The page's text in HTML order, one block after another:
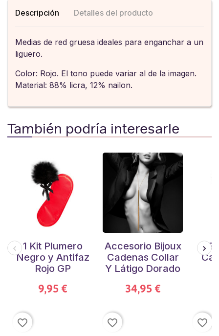
Descripción Detalles del producto
Medias de red gruesa ideales para enganchar a un
liguero.
Color: Rojo. El tono puede variar al de la imagen.
Material: 88% licra, 12% nailon.
También podría interesarle
1 Kit Plumero
Negro y Antifaz
Rojo GP
9,95 €
favorite_border
Accesorio Bijoux
Cadenas Collar
Y Látigo Dorado
34,95 €
favorite_border favorite_border